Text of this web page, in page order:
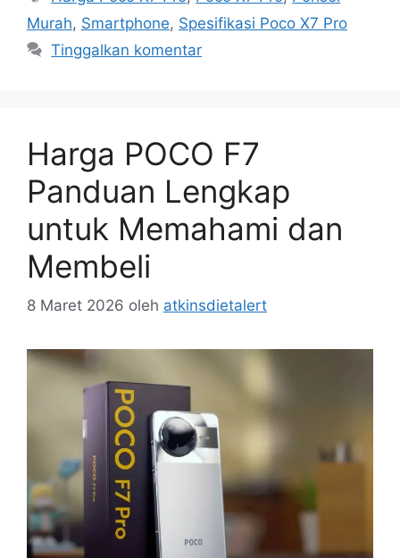
Murah, Smartphone, Spesifikasi Poco X7 Pro
Tinggalkan komentar
Harga POCO F7
Panduan Lengkap
untuk Memahami dan
Membeli
8 Maret 2026 oleh atkinsdietalert